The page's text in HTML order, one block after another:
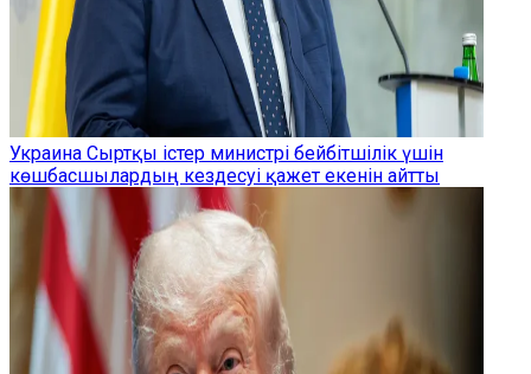
Украина Сыртқы істер министрі бейбітшілік үшін
көшбасшылардың кездесуі қажет екенін айтты